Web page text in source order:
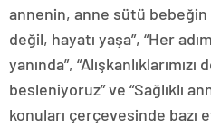
annenin, anne sütü bebeğin
değil, hayatı yaşa”, “Her
yanında”,
besleniyoruz” ve “Sağlıklı
konuları çerçevesinde